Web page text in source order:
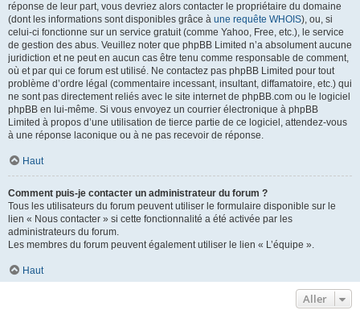
réponse de leur part, vous devriez alors contacter le propriétaire du domaine
(dont les informations sont disponibles grâce à une requête WHOIS), ou, si
celui-ci fonctionne sur un service gratuit (comme Yahoo, Free, etc.), le service
de gestion des abus. Veuillez noter que phpBB Limited n’a absolument aucune
juridiction et ne peut en aucun cas être tenu comme responsable de comment,
où et par qui ce forum est utilisé. Ne contactez pas phpBB Limited pour tout
problème d’ordre légal (commentaire incessant, insultant, diffamatoire, etc.) qui
ne sont pas directement reliés avec le site internet de phpBB.com ou le logiciel
phpBB en lui-même. Si vous envoyez un courrier électronique à phpBB
Limited à propos d’une utilisation de tierce partie de ce logiciel, attendez-vous
à une réponse laconique ou à ne pas recevoir de réponse.
Haut
Comment puis-je contacter un administrateur du forum ?
Tous les utilisateurs du forum peuvent utiliser le formulaire disponible sur le
lien « Nous contacter » si cette fonctionnalité a été activée par les
administrateurs du forum.
Les membres du forum peuvent également utiliser le lien « L’équipe ».
Haut
Aller